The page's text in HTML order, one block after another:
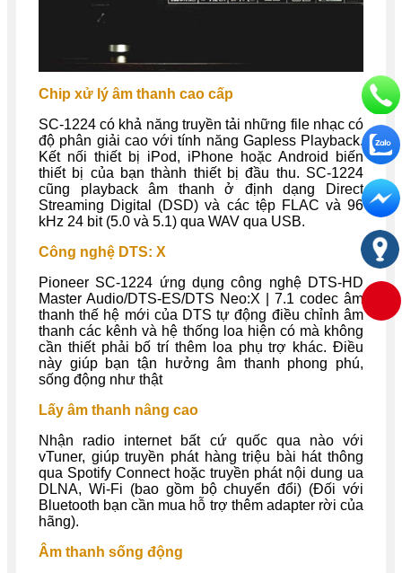
Chip xử lý âm thanh cao cấp
SC-1224 có khả năng truyền tải những file nhạc có
độ phân giải cao với tính năng Gapless Playback.
Kết nối thiết bị iPod, iPhone hoặc Android biến
thiết bị của bạn thành thiết bị đầu thu. SC-1224
cũng playback âm thanh ở định dạng Direct
Streaming Digital (DSD) và các tệp FLAC và 96
kHz 24 bit (5.0 và 5.1) qua WAV qua USB.
Công nghệ DTS: X
Pioneer SC-1224 ứng dụng công nghệ DTS-HD
Master Audio/DTS-ES/DTS Neo:X | 7.1 codec âm
thanh thế hệ mới của DTS tự động điều chỉnh âm
thanh các kênh và hệ thống loa hiện có mà không
cần thiết phải bố trí thêm loa phụ trợ khác. Điều
này giúp bạn tận hưởng âm thanh phong phú,
sống động như thật
Lấy âm thanh nâng cao
Nhận radio internet bất cứ quốc qua nào với
vTuner, giúp truyền phát hàng triệu bài hát thông
qua Spotify Connect hoặc truyền phát nội dung ua
DLNA, Wi-Fi (bao gồm bộ chuyển đổi) (Đối với
Bluetooth bạn cần mua hỗ trợ thêm adapter rời của
hãng).
Âm thanh sống động